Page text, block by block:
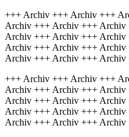
+++ Archiv +++ Archiv +++
Archiv +++ Archiv +++
Archiv +++ Archiv +++
Archiv +++ Archiv +++
Archiv +++ Archiv +++
+++ Archiv +++ Archiv +++
Archiv +++ Archiv +++
Archiv +++ Archiv +++
Archiv +++ Archiv +++
Archiv +++ Archiv +++